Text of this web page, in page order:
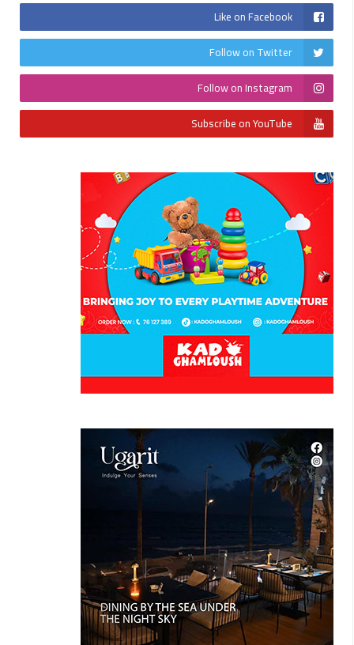
Like on Facebook
Follow on Twitter
Follow on Instagram
Subscribe on YouTube